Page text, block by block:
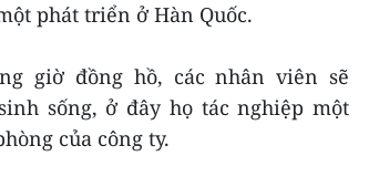
phát triển ở Hàn Quốc.
giờ đồng hồ, các nhân viên sẽ
sống, ở đây họ tác nghiệp một
của công ty.